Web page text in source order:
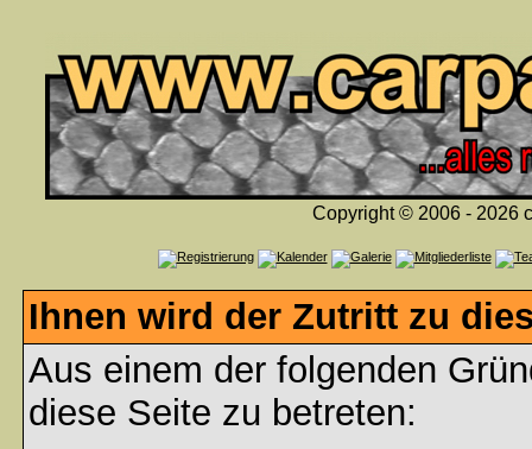
Copyright © 2006 - 2026
Ihnen wird der Zutritt zu
Aus einem der folgenden
diese Seite zu betreten: